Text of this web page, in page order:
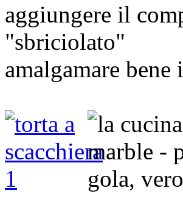
aggiungere il
"sbriciolato"
amalgamare